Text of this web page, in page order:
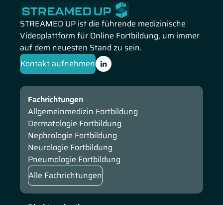
STREAMED UP ist die führende medizinische
Videoplattform für Online Fortbildung, um immer
auf dem neuesten Stand zu sein.
Kontakt aufnehmen
Fachrichtungen
Allgemeinmedizin Fortbildung
Dermatologie Fortbildung
Nephrologie Fortbildung
Neurologie Fortbildung
Pneumologie Fortbildung
Alle Fachrichtungen